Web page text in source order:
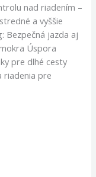
nad riadením –
a vyššie
Bezpečná jazda aj
Úspora
pre dlhé cesty
riadenia pre